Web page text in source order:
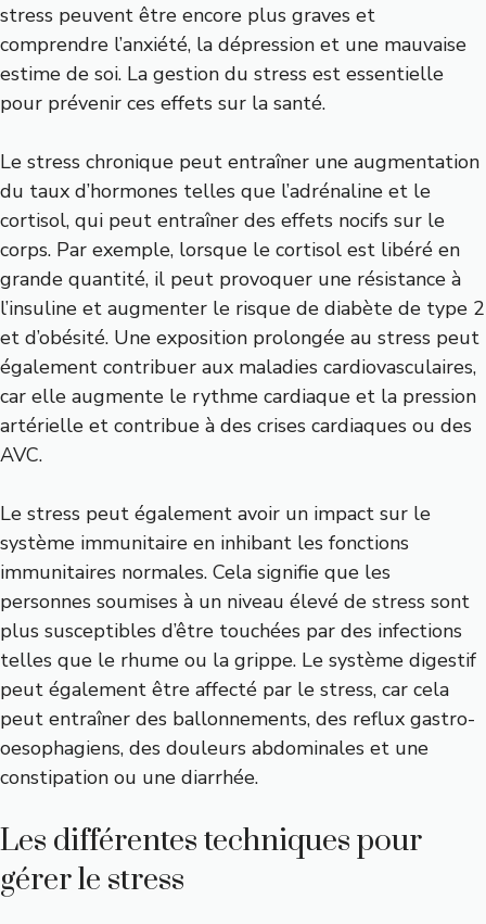
stress peuvent être encore plus graves et
comprendre l’anxiété, la dépression et une mauvaise
estime de soi. La gestion du stress est essentielle
pour prévenir ces effets sur la santé.
Le stress chronique peut entraîner une augmentation
du taux d’hormones telles que l’adrénaline et le
cortisol, qui peut entraîner des effets nocifs sur le
corps. Par exemple, lorsque le cortisol est libéré en
grande quantité, il peut provoquer une résistance à
l’insuline et augmenter le risque de diabète de type 2
et d’obésité. Une exposition prolongée au stress peut
également contribuer aux maladies cardiovasculaires,
car elle augmente le rythme cardiaque et la pression
artérielle et contribue à des crises cardiaques ou des
AVC.
Le stress peut également avoir un impact sur le
système immunitaire en inhibant les fonctions
immunitaires normales. Cela signifie que les
personnes soumises à un niveau élevé de stress sont
plus susceptibles d’être touchées par des infections
telles que le rhume ou la grippe. Le système digestif
peut également être affecté par le stress, car cela
peut entraîner des ballonnements, des reflux gastro-
oesophagiens, des douleurs abdominales et une
constipation ou une diarrhée.
Les différentes techniques pour
gérer le stress